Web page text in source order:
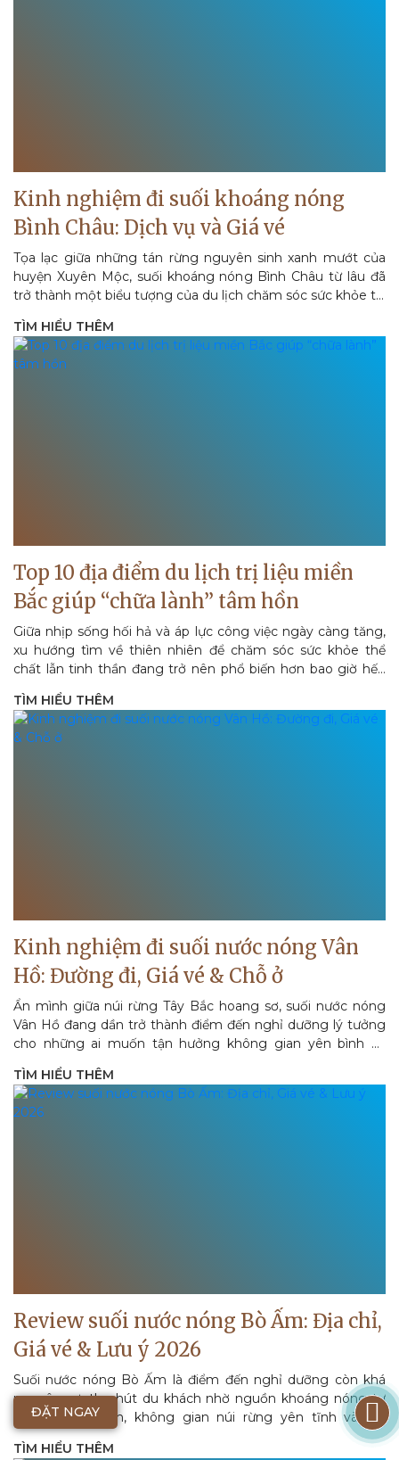
Kinh nghiệm đi suối khoáng nóng
Bình Châu: Dịch vụ và Giá vé
Tọa lạc giữa những tán rừng nguyên sinh xanh mướt của
huyện Xuyên Mộc, suối khoáng nóng Bình Châu từ lâu đã
trở thành một biểu tượng của du lịch chăm sóc sức khỏe tại
TÌM HIỂU THÊM
Top 10 địa điểm du lịch trị liệu miền
Bắc giúp “chữa lành” tâm hồn
Giữa nhịp sống hối hả và áp lực công việc ngày càng tăng,
xu hướng tìm về thiên nhiên để chăm sóc sức khỏe thể
chất lẫn tinh thần đang trở nên phổ biến hơn bao giờ hết.
TÌM HIỂU THÊM
Kinh nghiệm đi suối nước nóng Vân
Hồ: Đường đi, Giá vé & Chỗ ở
Ẩn mình giữa núi rừng Tây Bắc hoang sơ, suối nước nóng
Vân Hồ đang dần trở thành điểm đến nghỉ dưỡng lý tưởng
cho những ai muốn tận hưởng không gian yên bình và
TÌM HIỂU THÊM
Review suối nước nóng Bò Ấm: Địa chỉ,
Giá vé & Lưu ý 2026
Suối nước nóng Bò Ấm là điểm đến nghỉ dưỡng còn khá
nguyên sơ, thu hút du khách nhờ nguồn khoáng nóng tự
nhiên trong lành, không gian núi rừng yên tĩnh và trải
nghiệm thư giãn tốt cho...
TÌM HIỂU THÊM
ĐẶT NGAY